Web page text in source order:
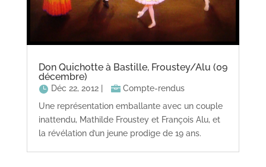
Don Quichotte à Bastille, Froustey/Alu (09
décembre)
Déc 22, 2012|
Compte-rendus
Une représentation emballante avec un couple
inattendu, Mathilde Froustey et François Alu, et
la révélation d’un jeune prodige de 19 ans.